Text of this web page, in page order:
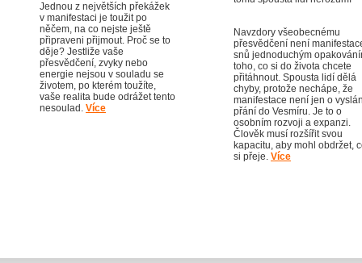
Jednou z největších překážek
v manifestaci je toužit po
něčem, na co nejste ještě
připraveni přijmout. Proč se to
děje? Jestliže vaše
přesvědčení, zvyky nebo
energie nejsou v souladu se
životem, po kterém toužíte,
vaše realita bude odrážet tento
nesoulad. Více
Navzdory všeobecnému
přesvědčení není
snů jednoduchým
toho, co si do života chcete
přitáhnout. Spousta lidí dělá
chyby, protože nechápe, že
manifestace není jen o
přání do Vesmíru. Je to o
osobním rozvoji a expanzi.
Člověk musí rozšířit svou
kapacitu, aby mohl obdržet,
si přeje. Více